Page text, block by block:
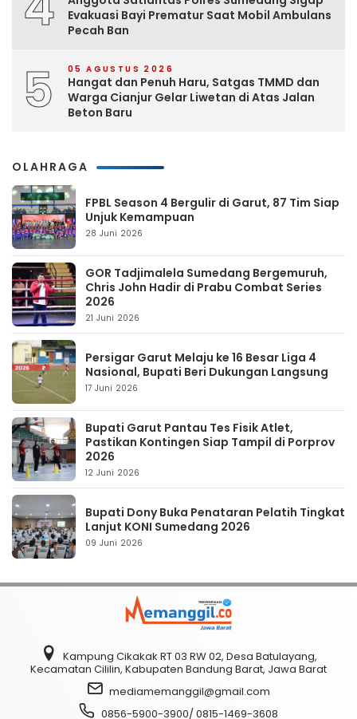
Evakuasi Bayi Prematur Saat Mobil Ambulans
Pecah Ban
5 05 AGUSTUS 2026
Hangat dan Penuh Haru, Satgas TMMD dan
Warga Cianjur Gelar Liwetan di Atas Jalan
Beton Baru
OLAHRAGA
FPBL Season 4 Bergulir di Garut, 87 Tim Siap
Unjuk Kemampuan
28 Juni 2026
GOR Tadjimalela Sumedang Bergemuruh,
Chris John Hadir di Prabu Combat Series
2026
21 Juni 2026
Persigar Garut Melaju ke 16 Besar Liga 4
Nasional, Bupati Beri Dukungan Langsung
17 Juni 2026
Bupati Garut Pantau Tes Fisik Atlet,
Pastikan Kontingen Siap Tampil di Porprov
2026
12 Juni 2026
Bupati Dony Buka Penataran Pelatih Tingkat
Lanjut KONI Sumedang 2026
09 Juni 2026
Kampung Cikakak RT 03 RW 02, Desa Batulayang,
Kecamatan Cililin, Kabupaten Bandung Barat, Jawa Barat
mediamemanggil@gmail.com
0856-5900-3900/ 0815-1469-3608